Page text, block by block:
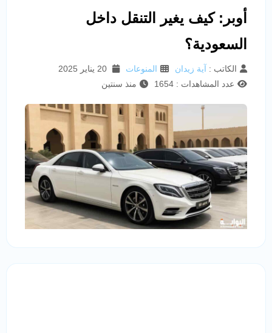
أوبر: كيف يغير التنقل داخل
السعودية؟
الكاتب : آية زيدان المنوعات
عدد المشاهدات : 1654
منذ سنتين